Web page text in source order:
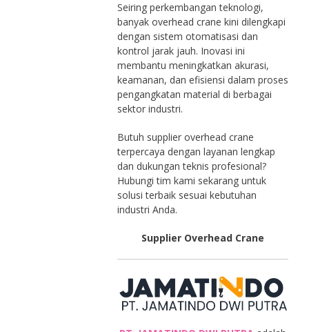
Seiring perkembangan teknologi,
banyak overhead crane kini dilengkapi
dengan sistem otomatisasi dan
kontrol jarak jauh. Inovasi ini
membantu meningkatkan akurasi,
keamanan, dan efisiensi dalam proses
pengangkatan material di berbagai
sektor industri.
Butuh supplier overhead crane
terpercaya dengan layanan lengkap
dan dukungan teknis profesional?
Hubungi tim kami sekarang untuk
solusi terbaik sesuai kebutuhan
industri Anda.
Supplier Overhead Crane